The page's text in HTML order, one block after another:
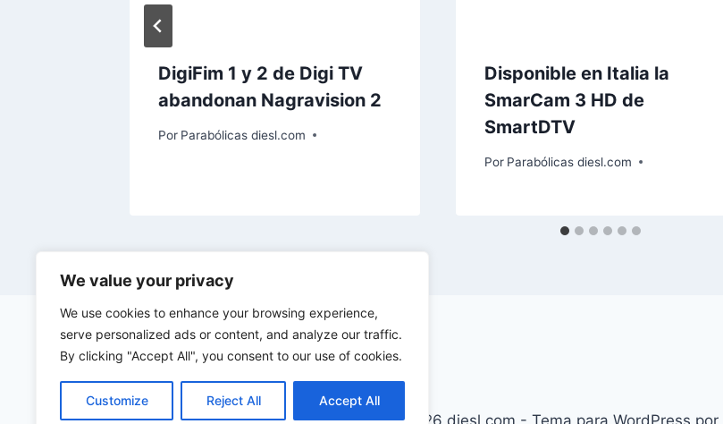
We value your privacy
We use cookies to enhance your browsing experience,
serve personalized ads or content, and analyze our traffic.
By clicking "Accept All", you consent to our use of cookies.
Customize Reject All Accept All
DigiFim 1 y 2 de Digi TV
abandonan Nagravision 2
Por Parabólicas diesl.com
Disponible en Italia la
SmarCam 3 HD de
SmartDTV
Por Parabólicas diesl.com
© 2026 diesl.com - Tema para WordPress por